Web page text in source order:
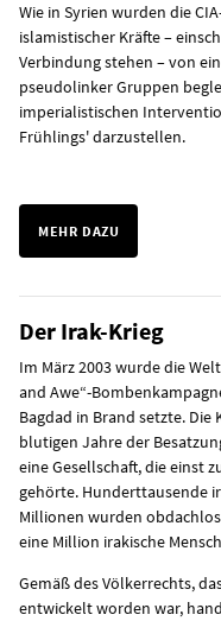
Wie in Syrien wurden die
islamistischer Kräfte –
Verbindung stehen – von
pseudolinker Gruppen
imperialistischen
Frühlings' darzustellen.
MEHR DAZU
Der Irak-Krieg
Im März 2003 wurde die
and Awe“-
Bagdad in Brand setzte.
blutigen Jahre der
eine Gesellschaft, die einst
gehörte. Hunderttausende
Millionen wurden
eine Million irakische
Gemäß des Völkerrechts,
entwickelt worden war,